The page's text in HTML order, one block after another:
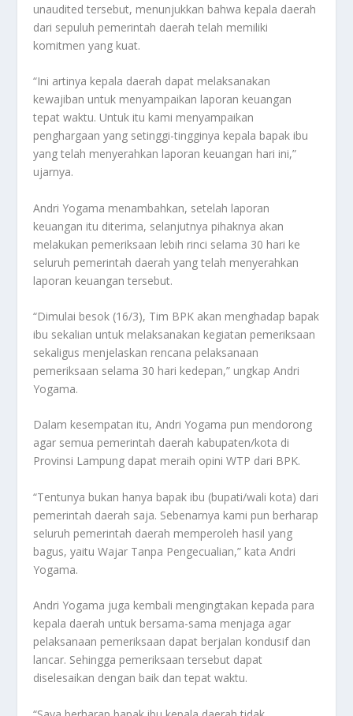
unaudited tersebut, menunjukkan bahwa kepala daerah
dari sepuluh pemerintah daerah telah memiliki
komitmen yang kuat.
“Ini artinya kepala daerah dapat melaksanakan
kewajiban untuk menyampaikan laporan keuangan
tepat waktu. Untuk itu kami menyampaikan
penghargaan yang setinggi-tingginya kepala bapak ibu
yang telah menyerahkan laporan keuangan hari ini,”
ujarnya.
Andri Yogama menambahkan, setelah laporan
keuangan itu diterima, selanjutnya pihaknya akan
melakukan pemeriksaan lebih rinci selama 30 hari ke
seluruh pemerintah daerah yang telah menyerahkan
laporan keuangan tersebut.
“Dimulai besok (16/3), Tim BPK akan menghadap bapak
ibu sekalian untuk melaksanakan kegiatan pemeriksaan
sekaligus menjelaskan rencana pelaksanaan
pemeriksaan selama 30 hari kedepan,” ungkap Andri
Yogama.
Dalam kesempatan itu, Andri Yogama pun mendorong
agar semua pemerintah daerah kabupaten/kota di
Provinsi Lampung dapat meraih opini WTP dari BPK.
“Tentunya bukan hanya bapak ibu (bupati/wali kota) dari
pemerintah daerah saja. Sebenarnya kami pun berharap
seluruh pemerintah daerah memperoleh hasil yang
bagus, yaitu Wajar Tanpa Pengecualian,” kata Andri
Yogama.
Andri Yogama juga kembali mengingtakan kepada para
kepala daerah untuk bersama-sama menjaga agar
pelaksanaan pemeriksaan dapat berjalan kondusif dan
lancar. Sehingga pemeriksaan tersebut dapat
diselesaikan dengan baik dan tepat waktu.